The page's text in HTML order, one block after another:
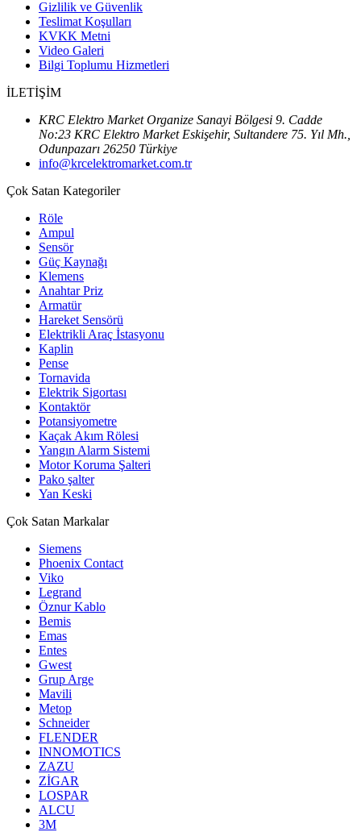
Gizlilik ve Güvenlik
Teslimat Koşulları
KVKK Metni
Video Galeri
Bilgi Toplumu Hizmetleri
İLETİŞİM
KRC Elektro Market Organize Sanayi Bölgesi 9. Cadde
No:23 KRC Elektro Market Eskişehir, Sultandere 75. Yıl Mh.,
Odunpazarı 26250 Türkiye
info@krcelektromarket.com.tr
Çok Satan Kategoriler
Röle
Ampul
Sensör
Güç Kaynağı
Klemens
Anahtar Priz
Armatür
Hareket Sensörü
Elektrikli Araç İstasyonu
Kaplin
Pense
Tornavida
Elektrik Sigortası
Kontaktör
Potansiyometre
Kaçak Akım Rölesi
Yangın Alarm Sistemi
Motor Koruma Şalteri
Pako şalter
Yan Keski
Çok Satan Markalar
Siemens
Phoenix Contact
Viko
Legrand
Öznur Kablo
Bemis
Emas
Entes
Gwest
Grup Arge
Mavili
Metop
Schneider
FLENDER
INNOMOTICS
ZAZU
ZİGAR
LOSPAR
ALCU
3M